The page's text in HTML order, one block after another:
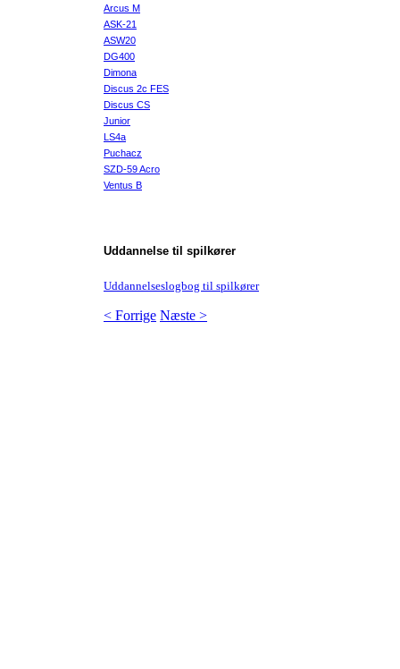
Arcus M
ASK-21
ASW20
DG400
Dimona
Discus 2c FES
Discus CS
Junior
LS4a
Puchacz
SZD-59 Acro
Ventus B
Uddannelse til spilkører
Uddannelseslogbog til spilkører
< Forrige Næste >